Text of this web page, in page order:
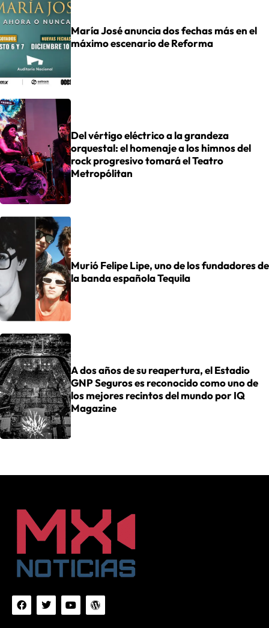
María José anuncia dos fechas más en el
máximo escenario de Reforma
Del vértigo eléctrico a la grandeza
orquestal: el homenaje a los himnos del
rock progresivo tomará el Teatro
Metropólitan
Murió Felipe Lipe, uno de los fundadores de
la banda española Tequila
A dos años de su reapertura, el Estadio
GNP Seguros es reconocido como uno de
los mejores recintos del mundo por IQ
Magazine